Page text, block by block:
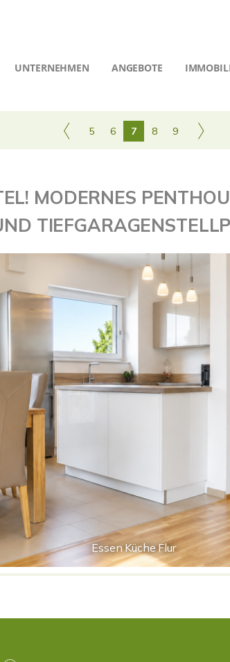
UNTERNEHMEN ANGEBOTE
5 6 7 8 9
MODERNES
Essen Küche Flur